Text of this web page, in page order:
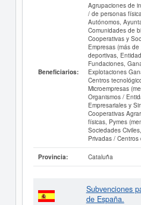
Beneficiarios:
Agrupaciones de
/ de personas
Autónomos,
Comunidades de
Cooperativas y
Empresas (más
deportivas,
Fundaciones,
Explotaciones
Centros
Microempresas
Organismos /
Empresariales y
Cooperativas
físicas, Pymes
Sociedades
Privadas /
Provincia: Cataluña
Subvenciones
de España.